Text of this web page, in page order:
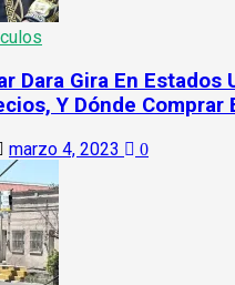
Dara Gira En Estados
Y Dónde Comprar
marzo 4, 2023 0